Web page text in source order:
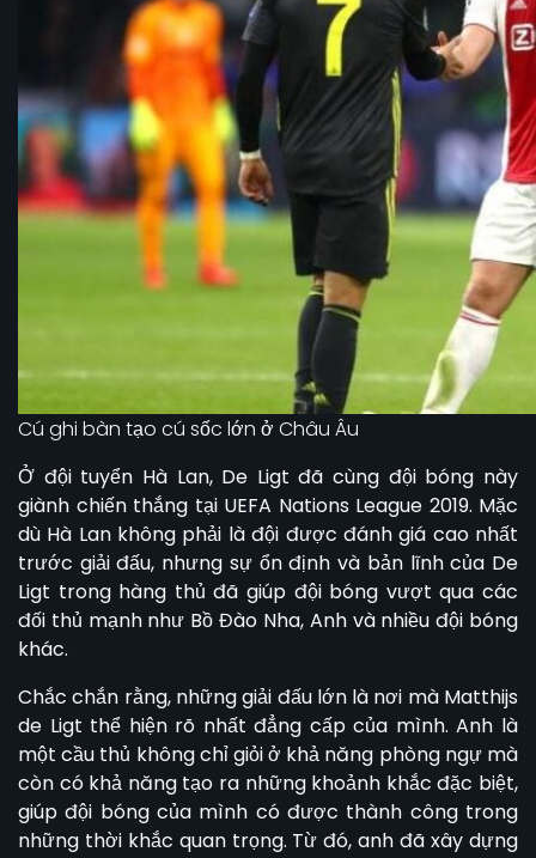
Cú ghi bàn tạo cú sốc lớn ở Châu Âu
Ở đội tuyển Hà Lan, De Ligt đã cùng đội bóng này
giành chiến thắng tại UEFA Nations League 2019. Mặc
dù Hà Lan không phải là đội được đánh giá cao nhất
trước giải đấu, nhưng sự ổn định và bản lĩnh của De
Ligt trong hàng thủ đã giúp đội bóng vượt qua các
đối thủ mạnh như Bồ Đào Nha, Anh và nhiều đội bóng
khác.
Chắc chắn rằng, những giải đấu lớn là nơi mà Matthijs
de Ligt thể hiện rõ nhất đẳng cấp của mình. Anh là
một cầu thủ không chỉ giỏi ở khả năng phòng ngự mà
còn có khả năng tạo ra những khoảnh khắc đặc biệt,
giúp đội bóng của mình có được thành công trong
những thời khắc quan trọng. Từ đó, anh đã xây dựng